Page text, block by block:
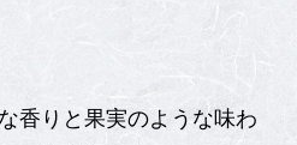
香りと果実のような味わ